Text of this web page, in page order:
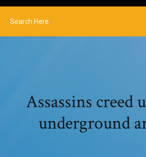
Assassins creed
underground